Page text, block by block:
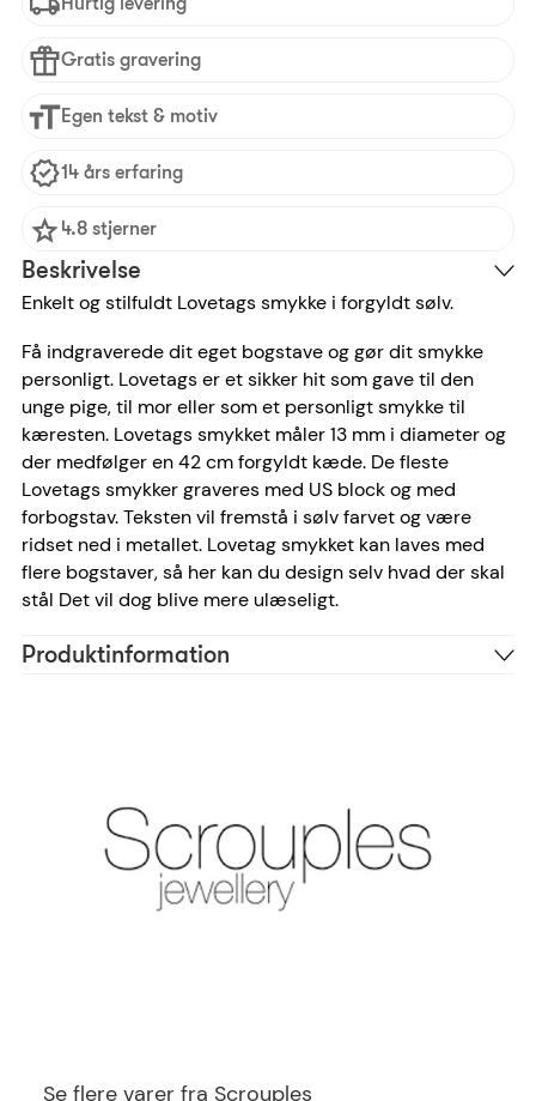
Gratis gravering
Egen tekst & motiv
14 års erfaring
4.8 stjerner
Beskrivelse
Enkelt og stilfuldt Lovetags smykke i forgyldt sølv.
Få indgraverede dit eget bogstave og gør dit smykke
personligt. Lovetags er et sikker hit som gave til den
unge pige, til mor eller som et personligt smykke til
kæresten. Lovetags smykket måler 13 mm i diameter og
der medfølger en 42 cm forgyldt kæde. De fleste
Lovetags smykker graveres med US block og med
forbogstav. Teksten vil fremstå i sølv farvet og være
ridset ned i metallet. Lovetag smykket kan laves med
flere bogstaver, så her kan du design selv hvad der skal
stål Det vil dog blive mere ulæseligt.
Produktinformation
Antal tegn
Symboler
224642FG
Se flere varer fra Scrouples